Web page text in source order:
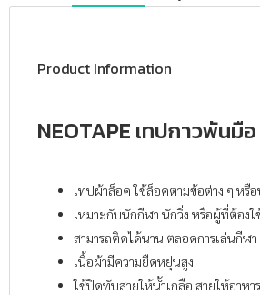
Product Information
NEOTAPE เทปกาวพันมือ
เทปผ้าล็อค ใช้ล็อคตามข้อต่าง ๆ หรื
เหมาะกับนักกีฬา นักวิ่ง หรือผู้ที่ต้องใ
สามารถติดได้นาน ตลอดการเล่นกีฬา
เนื้อผ้ามีความยืดหยุ่นสูง
ใช้ปิดทับสายให้น้ำเกลือ สายให้อาหาร